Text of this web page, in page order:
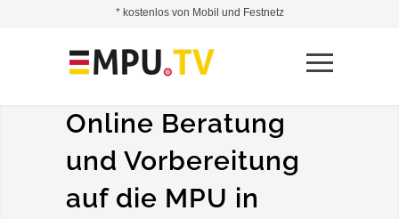
Online Beratung
und Vorbereitung
auf die MPU in
* kostenlos von Mobil und Festnetz